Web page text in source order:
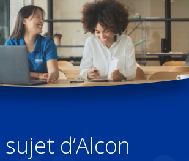
les investisseurs
responsables
d’Alcon